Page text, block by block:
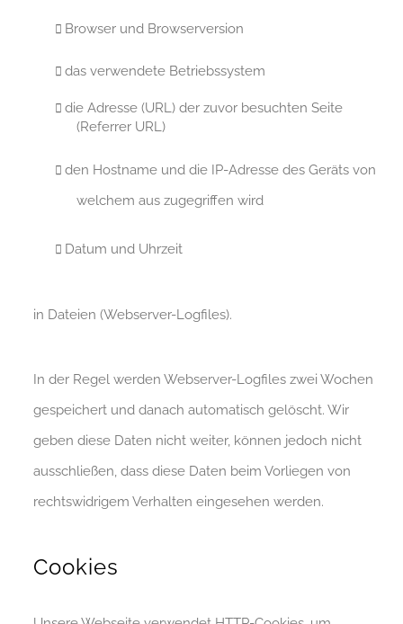
Browser und Browserversion
das verwendete Betriebssystem
die Adresse (URL) der zuvor besuchten Seite
(Referrer URL)
den Hostname und die IP-Adresse des Geräts von
welchem aus zugegriffen wird
Datum und Uhrzeit
in Dateien (Webserver-Logfiles).
In der Regel werden Webserver-Logfiles zwei Wochen
gespeichert und danach automatisch gelöscht. Wir
geben diese Daten nicht weiter, können jedoch nicht
ausschließen, dass diese Daten beim Vorliegen von
rechtswidrigem Verhalten eingesehen werden.
Cookies